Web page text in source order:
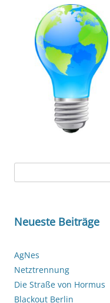
nach:
Neueste Beiträge
AgNes
Netztrennung
Die Straße von Hormus
Blackout Berlin